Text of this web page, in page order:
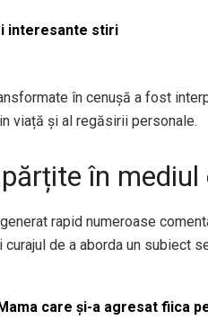
interesante stiri
în cenușă a fost
viață și al regăsirii personale.
în mediul
rapid numeroase
de a aborda un subiect
care și-a agresat fiica